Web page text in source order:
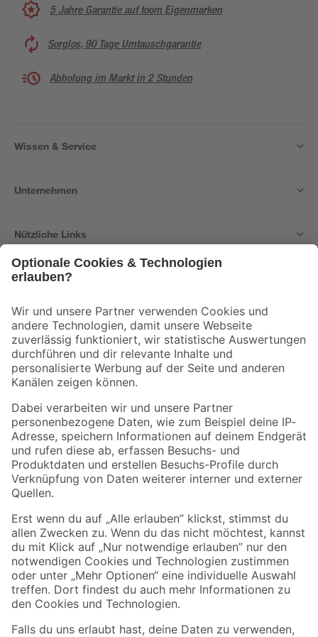
5 Jahre Garantie auf toom Eigenmarken
Sorglos, 90 Tage Umtauschgarantie
Abholung im Markt in 2 Stunden
Wissen & Service
Unternehmen
Nützliche Links
Der toom Newsletter: Keine Angebote und Aktionen mehr verpassen!
Zur Newsletter Anmeldung
Folge uns
Zahlungsarten Versandarten
Sicher einkaufen
Jetzt die toom-App herunterladen